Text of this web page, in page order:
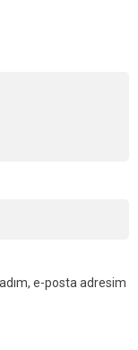
e-posta adresim